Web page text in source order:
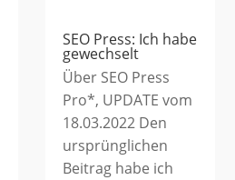
SEO Press: Ich habe
gewechselt
Über SEO Press
Pro*, UPDATE vom
18.03.2022 Den
ursprünglichen
Beitrag habe ich